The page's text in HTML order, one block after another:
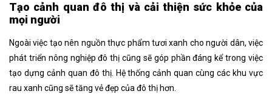
Tạo cảnh quan đô thị và cải thiện sức khỏe của
mọi người
Ngoài việc tạo nên nguồn thực phẩm tươi xanh cho người dân, việc
phát triển nông nghiệp đô thị cũng sẽ góp phần đáng kể trong việc
tạo dựng cảnh quan đô thị. Hệ thống cảnh quan cùng các khu vực
rau xanh cũng sẽ tăng vẻ đẹp của đô thị hơn.